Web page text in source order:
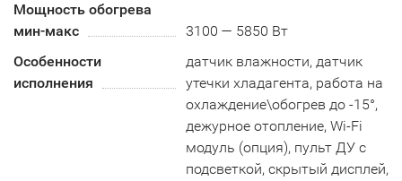
Мощность обогрева
мин-макс
3100 — 5850 Вт
Особенности
исполнения
датчик влажности, датчик
утечки хладагента, работа на
охлаждение\обогрев до -15°,
дежурное отопление, Wi-Fi
модуль (опция), пульт ДУ с
подсветкой, скрытый дисплей,